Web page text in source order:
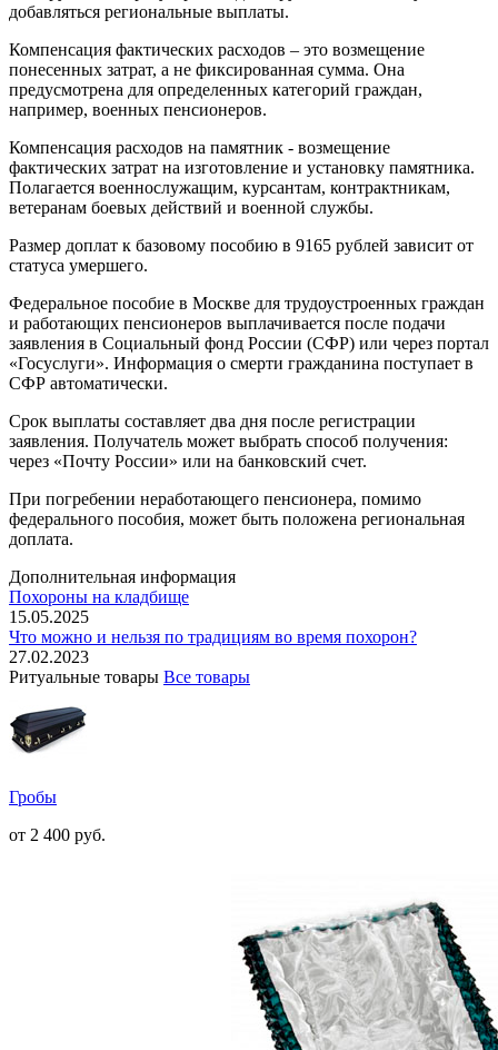
добавляться региональные выплаты.
Компенсация фактических расходов – это возмещение
понесенных затрат, а не фиксированная сумма. Она
предусмотрена для определенных категорий граждан,
например, военных пенсионеров.
Компенсация расходов на памятник - возмещение
фактических затрат на изготовление и установку памятника.
Полагается военнослужащим, курсантам, контрактникам,
ветеранам боевых действий и военной службы.
Размер доплат к базовому пособию в 9165 рублей зависит от
статуса умершего.
Федеральное пособие в Москве для трудоустроенных граждан
и работающих пенсионеров выплачивается после подачи
заявления в Социальный фонд России (СФР) или через портал
«Госуслуги». Информация о смерти гражданина поступает в
СФР автоматически.
Срок выплаты составляет два дня после регистрации
заявления. Получатель может выбрать способ получения:
через «Почту России» или на банковский счет.
При погребении неработающего пенсионера, помимо
федерального пособия, может быть положена региональная
доплата.
Дополнительная информация
Похороны на кладбище
15.05.2025
Что можно и нельзя по традициям во время похорон?
27.02.2023
Ритуальные товары Все товары
Гробы
от 2 400 руб.